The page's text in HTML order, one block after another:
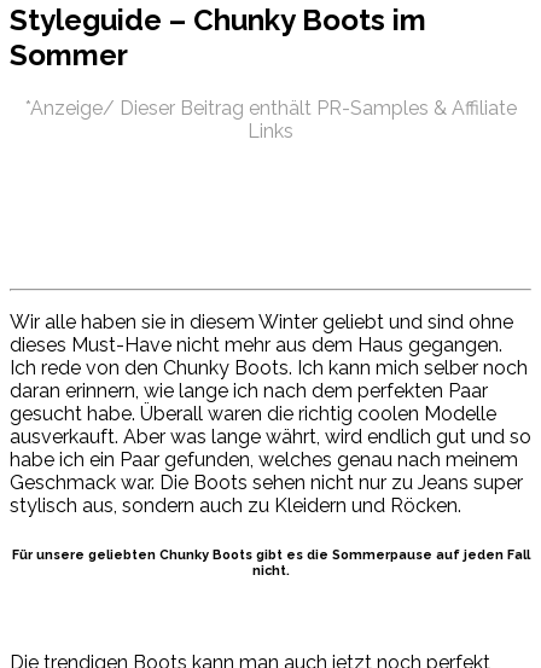
Styleguide – Chunky Boots im
Sommer
*Anzeige/ Dieser Beitrag enthält PR-Samples & Affiliate
Links
Wir alle haben sie in diesem Winter geliebt und sind ohne
dieses Must-Have nicht mehr aus dem Haus gegangen.
Ich rede von den Chunky Boots. Ich kann mich selber noch
daran erinnern, wie lange ich nach dem perfekten Paar
gesucht habe. Überall waren die richtig coolen Modelle
ausverkauft. Aber was lange währt, wird endlich gut und so
habe ich ein Paar gefunden, welches genau nach meinem
Geschmack war. Die Boots sehen nicht nur zu Jeans super
stylisch aus, sondern auch zu Kleidern und Röcken.
Für unsere geliebten Chunky Boots gibt es die Sommerpause auf jeden Fall
nicht.
Die trendigen Boots kann man auch jetzt noch perfekt